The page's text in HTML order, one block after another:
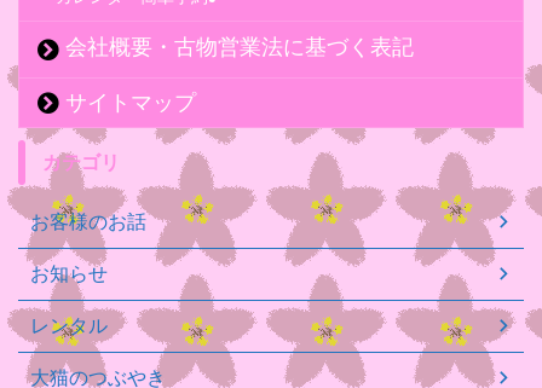
会社概要・古物営業法に基づく表記
サイトマップ
カテゴリ
お客様のお話
お知らせ
レンタル
大猫のつぶやき